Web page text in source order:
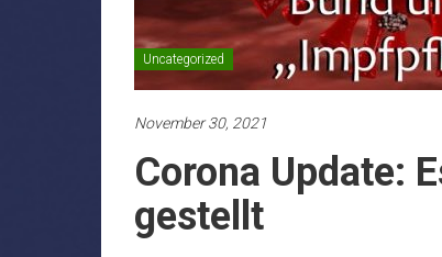
Uncategorized
November 30, 2021
Corona Update:
gestellt